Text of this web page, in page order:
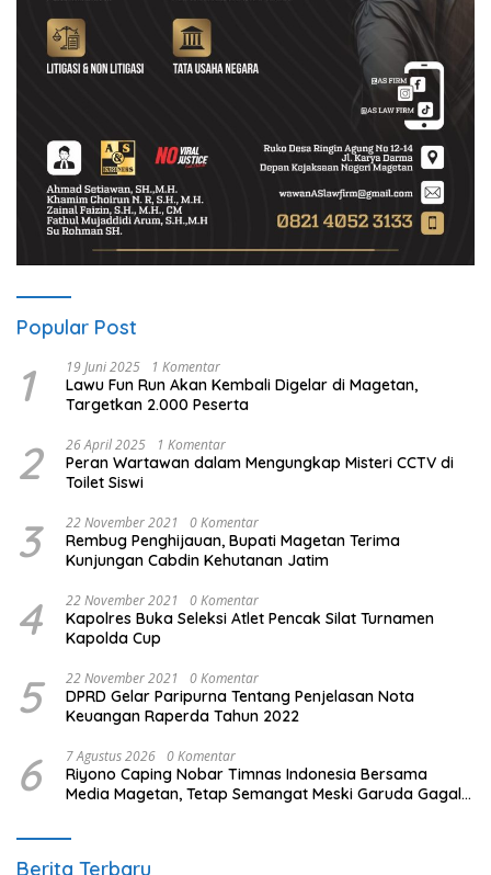
Popular Post
1 19 Juni 2025 1 Komentar
Lawu Fun Run Akan Kembali Digelar di Magetan,
Targetkan 2.000 Peserta
2 26 April 2025 1 Komentar
Peran Wartawan dalam Mengungkap Misteri CCTV di
Toilet Siswi
3 22 November 2021 0 Komentar
Rembug Penghijauan, Bupati Magetan Terima
Kunjungan Cabdin Kehutanan Jatim
4 22 November 2021 0 Komentar
Kapolres Buka Seleksi Atlet Pencak Silat Turnamen
Kapolda Cup
5 22 November 2021 0 Komentar
DPRD Gelar Paripurna Tentang Penjelasan Nota
Keuangan Raperda Tahun 2022
6 7 Agustus 2026 0 Komentar
Riyono Caping Nobar Timnas Indonesia Bersama
Media Magetan, Tetap Semangat Meski Garuda Gagal
Berita Terbaru